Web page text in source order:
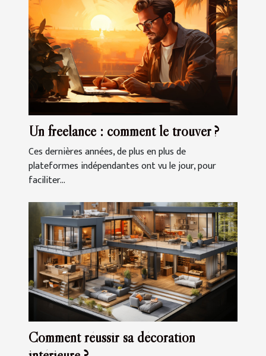
Un freelance : comment le trouver ?
Ces dernières années, de plus en plus de
plateformes indépendantes ont vu le jour, pour
faciliter...
Comment réussir sa décoration